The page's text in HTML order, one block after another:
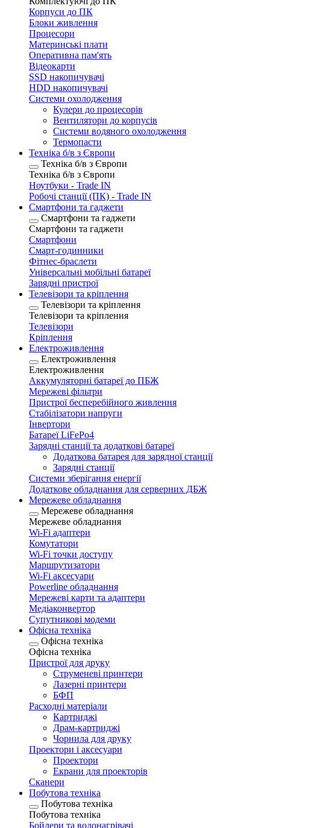
Корпуси до ПК
Блоки живлення
Процесори
Материнські плати
Оперативна пам'ять
Відеокарти
SSD накопичувачі
HDD накопичувачі
Системи охолодження
Кулери до процесорів
Вентилятори до корпусів
Системи водяного охолодження
Термопасти
Техніка б/в з Європи
Техніка б/в з Європи
Техніка б/в з Європи
Ноутбуки - Trade IN
Робочі станції (ПК) - Trade IN
Смартфони та гаджети
Смартфони та гаджети
Смартфони та гаджети
Смартфони
Смарт-годинники
Фітнес-браслети
Універсальні мобільні батареї
Зарядні пристрої
Телевізори та кріплення
Телевізори та кріплення
Телевізори та кріплення
Телевізори
Кріплення
Електроживлення
Електроживлення
Електроживлення
Аккумуляторні батареї до ПБЖ
Мережеві фільтри
Пристрої бесперебійного живлення
Стабілізатори напруги
Інвертори
Батареї LiFePo4
Зарядні станції та додаткові батареї
Додаткова батарея для зарядної станції
Зарядні станції
Системи зберігання енергії
Додаткове обладнання для серверних ДБЖ
Мережеве обладнання
Мережеве обладнання
Мережеве обладнання
Wi-Fi адаптери
Комутатори
Wi-Fi точки доступу
Маршрутизатори
Wi-Fi аксесуари
Рowerline обладнання
Мережеві карти та адаптери
Медіаконвертор
Супутникові модеми
Офісна техніка
Офісна техніка
Офісна техніка
Пристрої для друку
Струменеві принтери
Лазерні принтери
БФП
Расходні матеріали
Картриджі
Драм-картриджі
Чорнила для друку
Проектори і аксесуари
Проектори
Екрани для проекторів
Сканери
Побутова техніка
Побутова техніка
Побутова техніка
Бойлери та водонагрівачі